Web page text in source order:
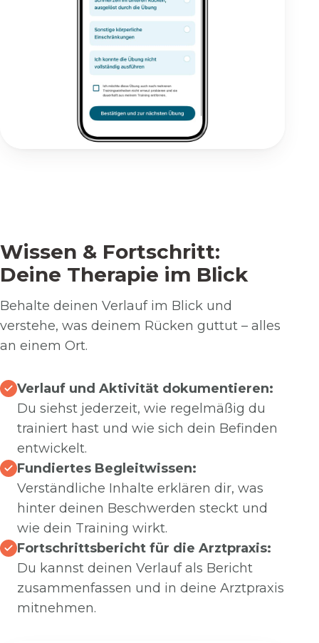
Wissen & Fortschritt:
Deine Therapie im Blick
Behalte deinen Verlauf im Blick und
verstehe, was deinem Rücken guttut – alles
an einem Ort.
Verlauf und Aktivität dokumentieren:
Du siehst jederzeit, wie regelmäßig du
trainiert hast und wie sich dein Befinden
entwickelt.
Fundiertes Begleitwissen:
Verständliche Inhalte erklären dir, was
hinter deinen Beschwerden steckt und
wie dein Training wirkt.
Fortschrittsbericht für die Arztpraxis:
Du kannst deinen Verlauf als Bericht
zusammenfassen und in deine Arztpraxis
mitnehmen.